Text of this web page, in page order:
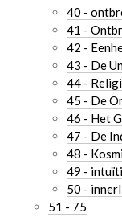
40 -
41 -
42 -
43 - De
44 -
45 - De
46 - Het
47 - De
48 -
49 -
50 -
51 - 75